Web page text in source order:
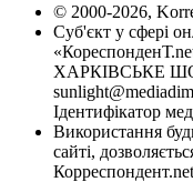
© 2000-2026,
Суб'єкт у сфері
ХАРКІВСЬКЕ
Ідентифікатор
Використання
сайті,